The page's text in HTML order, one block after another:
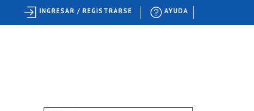
AYUDA
INGRESAR / REGISTRARSE